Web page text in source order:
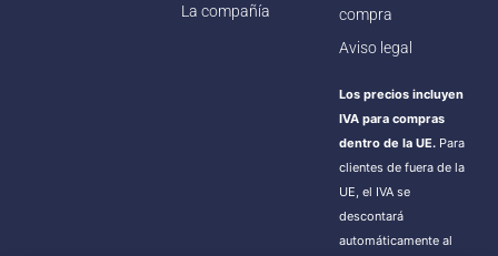
La compañía
compra
Aviso legal
Los precios incluyen
IVA para compras
dentro de la UE. Para
clientes de fuera de la
UE, el IVA se
descontará
automáticamente al